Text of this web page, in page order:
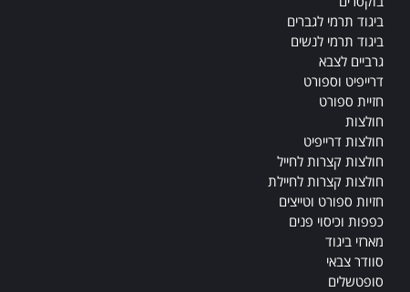
ביגוד תרמי לגברים
ביגוד תרמי לנשים
גרביים לצבא
דרייפיט וספורט
חזיית ספורט
חולצות
חולצות דרייפיט
חולצות קצרות לחייל
חולצות קצרות לחיילת
חזיות ספורט וטייצים
כפפות וכיסוי פנים
מארזי ביגוד
סוודר צבאי
סופטשלים